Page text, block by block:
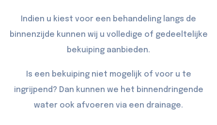
Indien u kiest voor een behandeling langs de
binnenzijde kunnen wij u volledige of gedeeltelijke
bekuiping aanbieden.
Is een bekuiping niet mogelijk of voor u te
ingrijpend? Dan kunnen we het binnendringende
water ook afvoeren via een drainage.